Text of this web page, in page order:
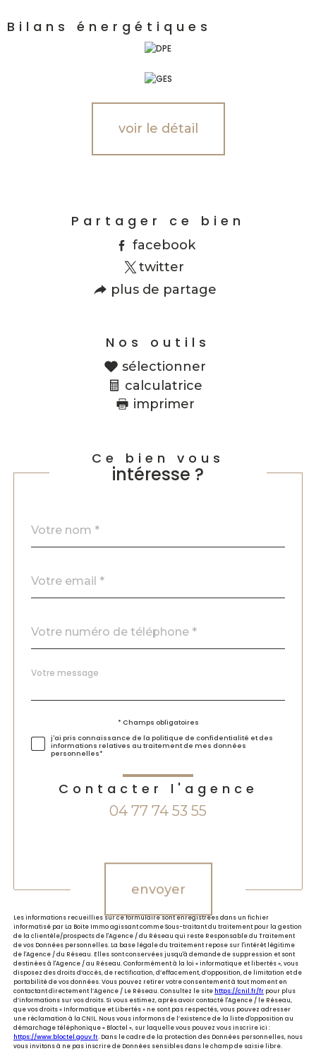
Bilans énergétiques
voir le détail
Partager ce bien
facebook
twitter
plus de partage
Nos outils
sélectionner
calculatrice
imprimer
Ce bien vous
intéresse ?
par
défaut
*
*
*
Fieldset
Message
*
* Champs obligatoires
j'ai pris connaissance de la politique de confidentialité et des
informations relatives au traitement de mes données
personnelles*
Contacter l'agence
04 77 74 53 55
envoyer
Les informations recueillies sur ce formulaire sont enregistrées dans un fichier
informatisé par La Boite Immo agissant comme Sous-traitant du traitement pour la gestion
de la clientèle/prospects de l'Agence / du Réseau qui reste Responsable du Traitement
de vos Données personnelles. La base légale du traitement repose sur l'intérêt légitime
de l'Agence / du Réseau. Elles sont conservées jusqu'à demande de suppression et sont
destinées à l'Agence / au Réseau. Conformément à la loi « informatique et libertés », vous
disposez des droits d’accès, de rectification, d’effacement, d’opposition, de limitation et de
portabilité de vos données. Vous pouvez retirer votre consentement à tout moment en
contactant directement l’Agence / Le Réseau. Consultez le site https://cnil.fr/fr pour plus
d’informations sur vos droits. Si vous estimez, après avoir contacté l'Agence / le Réseau,
que vos droits « Informatique et Libertés » ne sont pas respectés, vous pouvez adresser
une réclamation à la CNIL. Nous vous informons de l’existence de la liste d'opposition au
démarchage téléphonique « Bloctel », sur laquelle vous pouvez vous inscrire ici :
https://www.bloctel.gouv.fr. Dans le cadre de la protection des Données personnelles, nous
vous invitons à ne pas inscrire de Données sensibles dans le champ de saisie libre.